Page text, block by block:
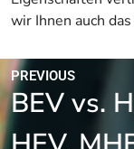
wir Ihnen auch
PREVIOUS
BEV vs.